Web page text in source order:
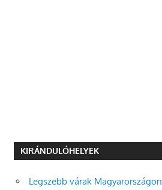
KIRÁNDULÓHELYEK
Legszebb várak Magyarországon